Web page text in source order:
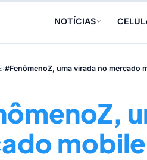
NOTÍCIAS
›#FenômenoZ, uma virada no mercado
mobile